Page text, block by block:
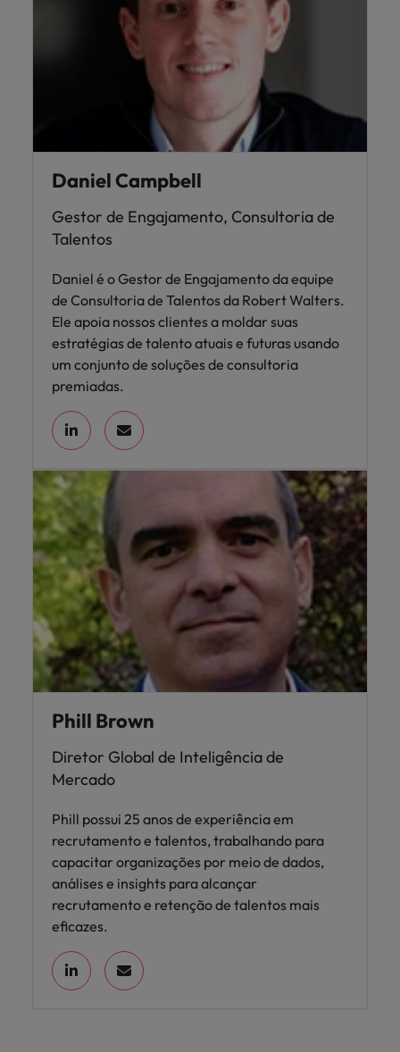
Daniel Campbell
Gestor de Engajamento, Consultoria de
Talentos
Daniel é o Gestor de Engajamento da equipe
de Consultoria de Talentos da Robert Walters.
Ele apoia nossos clientes a moldar suas
estratégias de talento atuais e futuras usando
um conjunto de soluções de consultoria
premiadas.
Phill Brown
Diretor Global de Inteligência de
Mercado
Phill possui 25 anos de experiência em
recrutamento e talentos, trabalhando para
capacitar organizações por meio de dados,
análises e insights para alcançar
recrutamento e retenção de talentos mais
eficazes.